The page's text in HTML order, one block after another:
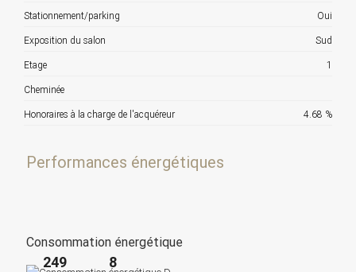
Stationnement/parking Oui
Exposition du salon Sud
Etage 1
Cheminée
Honoraires à la charge de l'acquéreur 4.68 %
Performances énergétiques
Consommation énergétique
249 8